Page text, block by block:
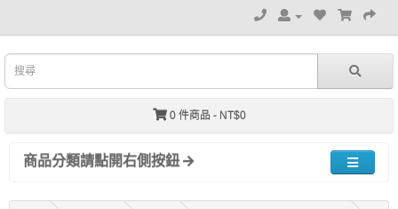
0 件商品 - NT$0
商品分類請點開右側按鈕